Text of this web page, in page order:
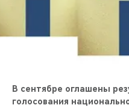
ВИДЕООБЗОРЫ
В сентябре оглашены
голосования